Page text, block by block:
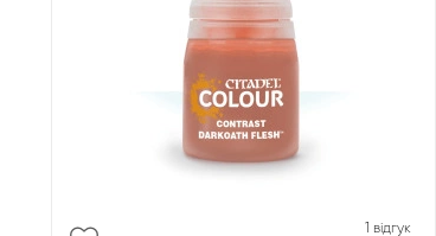
1 відгук